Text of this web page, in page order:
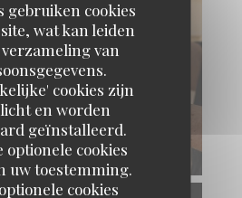
gebruiken cookies
wat kan leiden
van
cookies zijn
en worden
geïnstalleerd.
optionele cookies
uw toestemming.
cookies